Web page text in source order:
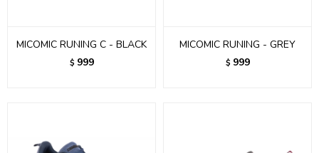
MICOMIC RUNING C - BLACK
$ 999
MICOMIC RUNING - GREY
$ 999